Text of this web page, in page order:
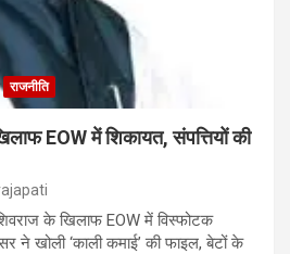
राजनीति
EOW में शिकायत, संपत्तियों की
के खिलाफ EOW में विस्फोटक
ने खोली ‘काली कमाई’ की फाइल, बेटों के